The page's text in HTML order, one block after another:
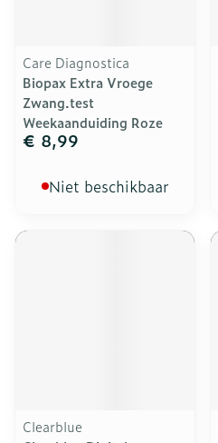
Care Diagnostica
Biopax Extra Vroege
Zwang.test
Weekaanduiding Roze
€ 8,99
Niet beschikbaar
Clearblue